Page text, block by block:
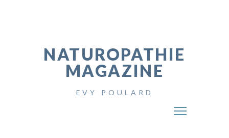
NATUROPATHIE
MAGAZINE
EVY POULARD